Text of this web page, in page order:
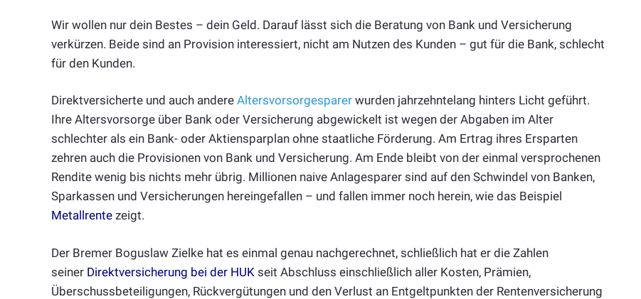
Wir wollen nur dein Bestes – dein Geld. Darauf lässt sich die Beratung von Bank und Versicherung
verkürzen. Beide sind an Provision interessiert, nicht am Nutzen des Kunden – gut für die Bank, schlecht
für den Kunden.
Direktversicherte und auch andere Altersvorsorgesparer wurden jahrzehntelang hinters Licht geführt.
Ihre Altersvorsorge über Bank oder Versicherung abgewickelt ist wegen der Abgaben im Alter
schlechter als ein Bank- oder Aktiensparplan ohne staatliche Förderung. Am Ertrag ihres Ersparten
zehren auch die Provisionen von Bank und Versicherung. Am Ende bleibt von der einmal versprochenen
Rendite wenig bis nichts mehr übrig. Millionen naive Anlagesparer sind auf den Schwindel von Banken,
Sparkassen und Versicherungen hereingefallen – und fallen immer noch herein, wie das Beispiel
Metallrente zeigt.
Der Bremer Boguslaw Zielke hat es einmal genau nachgerechnet, schließlich hat er die Zahlen
seiner Direktversicherung bei der HUK seit Abschluss einschließlich aller Kosten, Prämien,
Überschussbeteiligungen, Rückvergütungen und den Verlust an Entgeltpunkten der Rentenversicherung